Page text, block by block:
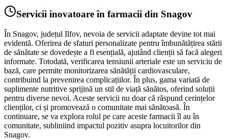
Servicii inovatoare în farmacii din Snagov
În Snagov, județul Ilfov, nevoia de servicii adaptate devine tot mai
evidentă. Oferirea de sfaturi personalizate pentru îmbunătățirea stării
de sănătate se dovedește a fi esențială, ajutând clienții să facă alegeri
informate. Totodată, verificarea tensiunii arteriale este un serviciu de
bază, care permite monitorizarea sănătății cardiovasculare,
contribuind la prevenirea complicațiilor. În plus, gama variată de
suplimente nutritive sprijină un stil de viață sănătos, oferind soluții
pentru diverse nevoi. Aceste servicii nu doar că răspund cerințelor
clienților, ci și promovează o comunitate mai sănătoasă. În
continuare, se va explora rolul pe care aceste farmacii îl au în
comunitate, subliniind impactul pozitiv asupra locuitorilor din
Snagov.